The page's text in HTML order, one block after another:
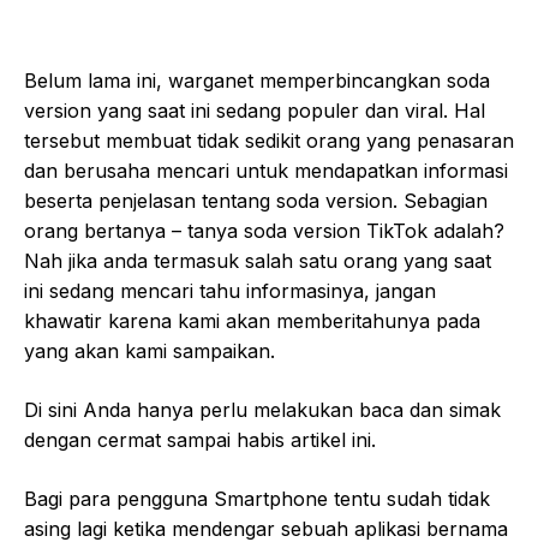
Belum lama ini, warganet memperbincangkan soda
version yang saat ini sedang populer dan viral. Hal
tersebut membuat tidak sedikit orang yang penasaran
dan berusaha mencari untuk mendapatkan informasi
beserta penjelasan tentang soda version. Sebagian
orang bertanya – tanya soda version TikTok adalah?
Nah jika anda termasuk salah satu orang yang saat
ini sedang mencari tahu informasinya, jangan
khawatir karena kami akan memberitahunya pada
yang akan kami sampaikan.
Di sini Anda hanya perlu melakukan baca dan simak
dengan cermat sampai habis artikel ini.
Bagi para pengguna Smartphone tentu sudah tidak
asing lagi ketika mendengar sebuah aplikasi bernama